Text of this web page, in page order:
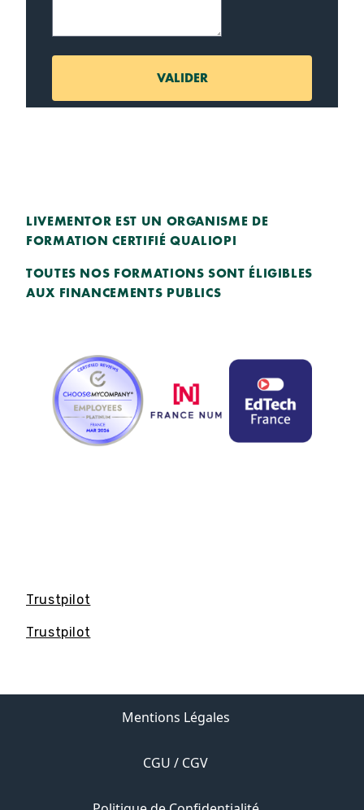
LIVEMENTOR EST UN ORGANISME DE
FORMATION CERTIFIÉ QUALIOPI
TOUTES NOS FORMATIONS SONT ÉLIGIBLES
AUX FINANCEMENTS PUBLICS
Trustpilot
Trustpilot
Mentions Légales
CGU / CGV